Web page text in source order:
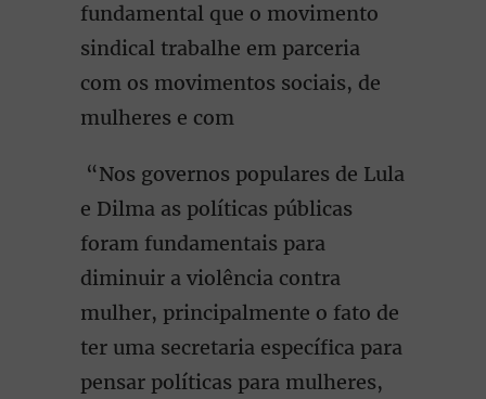
fundamental que o movimento
sindical trabalhe em parceria
com os movimentos sociais, de
mulheres e com
“Nos governos populares de Lula
e Dilma as políticas públicas
foram fundamentais para
diminuir a violência contra
mulher, principalmente o fato de
ter uma secretaria específica para
pensar políticas para mulheres,